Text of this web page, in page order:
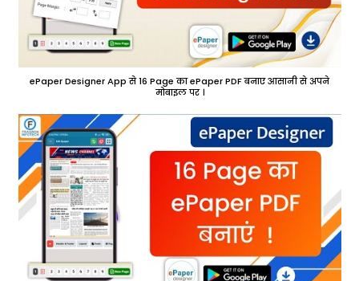
ePaper Designer App से 16 Page का ePaper PDF बनाए आसानी से अपने
मोबाइल पर ।